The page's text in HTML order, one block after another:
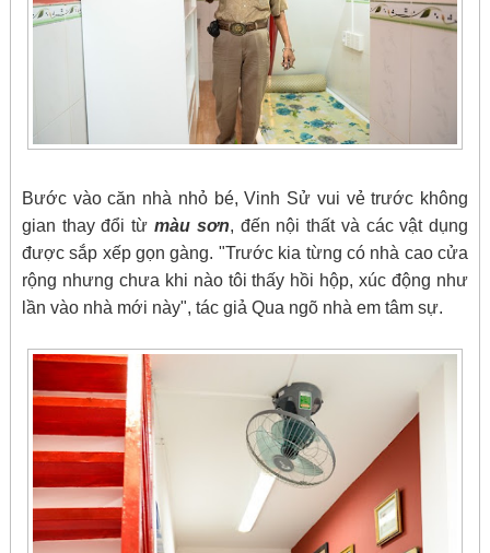
Bước vào căn nhà nhỏ bé, Vinh Sử vui vẻ trước không
gian thay đổi từ màu sơn, đến nội thất và các vật dụng
được sắp xếp gọn gàng. "Trước kia từng có nhà cao cửa
rộng nhưng chưa khi nào tôi thấy hồi hộp, xúc động như
lần vào nhà mới này", tác giả Qua ngõ nhà em tâm sự.